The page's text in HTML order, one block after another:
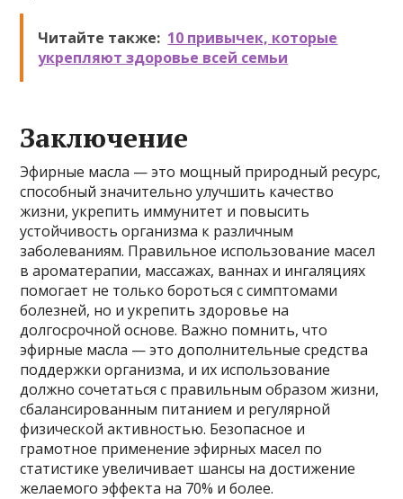
Читайте также: 10 привычек, которые
укрепляют здоровье всей семьи
Заключение
Эфирные масла — это мощный природный ресурс,
способный значительно улучшить качество
жизни, укрепить иммунитет и повысить
устойчивость организма к различным
заболеваниям. Правильное использование масел
в ароматерапии, массажах, ваннах и ингаляциях
помогает не только бороться с симптомами
болезней, но и укрепить здоровье на
долгосрочной основе. Важно помнить, что
эфирные масла — это дополнительные средства
поддержки организма, и их использование
должно сочетаться с правильным образом жизни,
сбалансированным питанием и регулярной
физической активностью. Безопасное и
грамотное применение эфирных масел по
статистике увеличивает шансы на достижение
желаемого эффекта на 70% и более.